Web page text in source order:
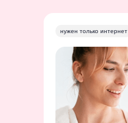
нужен только интернет